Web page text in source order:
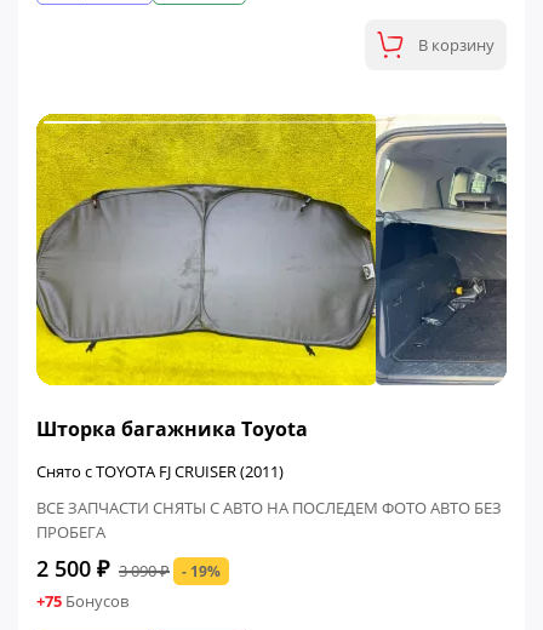
В корзину
Шторка багажника Toyota
Снято с TOYOTA FJ CRUISER (2011)
ВСЕ ЗАПЧАСТИ СНЯТЫ С АВТО НА ПОСЛЕДЕМ ФОТО АВТО БЕЗ
ПРОБЕГА
2 500 ₽ 3 090 ₽ - 19%
+75 Бонусов